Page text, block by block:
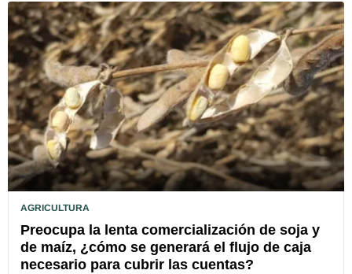
AGRICULTURA
Preocupa la lenta comercialización de soja y
de maíz, ¿cómo se generará el flujo de caja
necesario para cubrir las cuentas?